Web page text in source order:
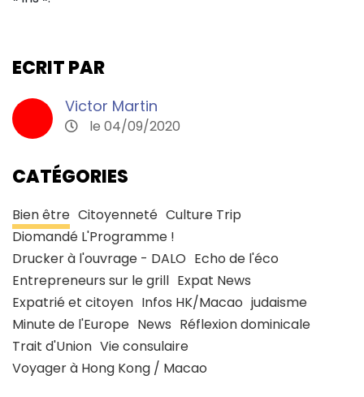
ECRIT PAR
Victor Martin
le 04/09/2020
CATÉGORIES
Bien être Citoyenneté Culture Trip
Diomandé L'Programme !
Drucker à l'ouvrage - DALO Echo de l'éco
Entrepreneurs sur le grill Expat News
Expatrié et citoyen Infos HK/Macao judaisme
Minute de l'Europe News Réflexion dominicale
Trait d'Union Vie consulaire
Voyager à Hong Kong / Macao